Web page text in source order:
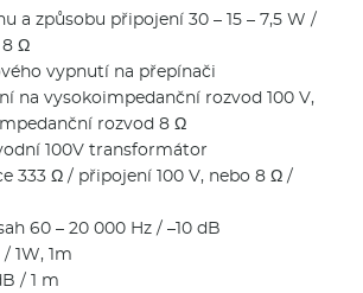
a způsobu připojení 30 – 15 – 7,5 W /
8 Ω
vypnutí na přepínači
na vysokoimpedanční rozvod 100 V,
rozvod 8 Ω
100V transformátor
333 Ω / připojení 100 V, nebo 8 Ω /
60 – 20 000 Hz / –10 dB
1W, 1m
/ 1 m